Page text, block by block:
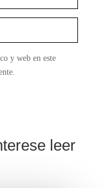
y web en este
leer